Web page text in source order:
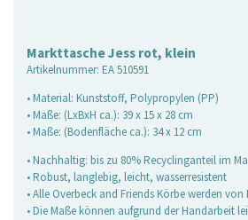
Markttasche Jess rot, klein
Artikelnummer: EA 510591
• Material: Kunststoff, Polypropylen (PP)
• Maße: (LxBxH ca.): 39 x 15 x 28 cm
• Maße: (Bodenfläche ca.): 34 x 12 cm
• Nachhaltig: bis zu 80% Recyclinganteil im
• Robust, langlebig, leicht, wasserresistent
• Alle Overbeck and Friends Körbe werden
• Die Maße können aufgrund der Handarbeit